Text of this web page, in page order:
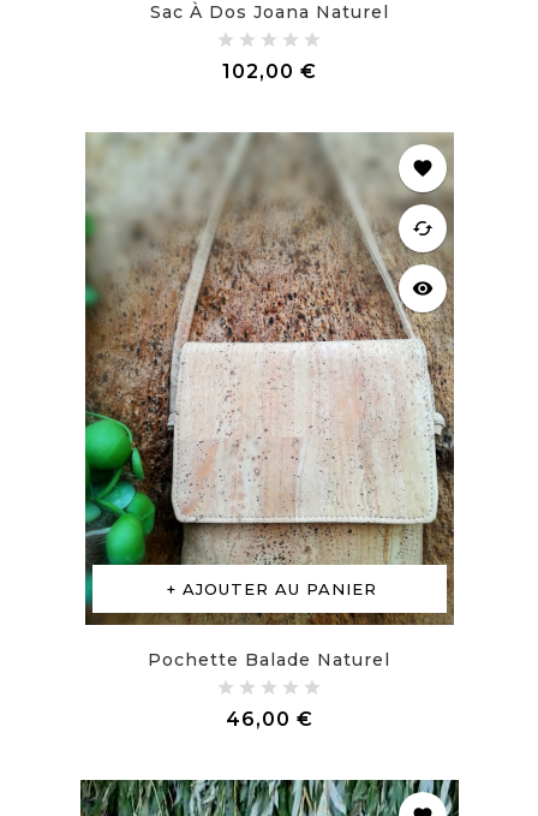
Sac À Dos Joana Naturel
102,00 €Prix
AJOUTER AU PANIER
favorite
cached
visibility
Pochette Balade Naturel
46,00 €Prix